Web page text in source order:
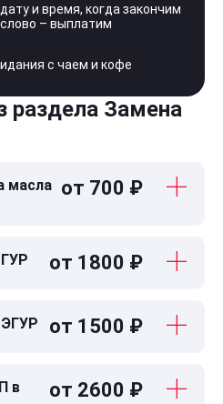
и время, когда закончим
– выплатим
с чаем и кофе
раздела Замена
масла от 700 ₽
от 1800 ₽
от 1500 ₽
в
от 2600 ₽